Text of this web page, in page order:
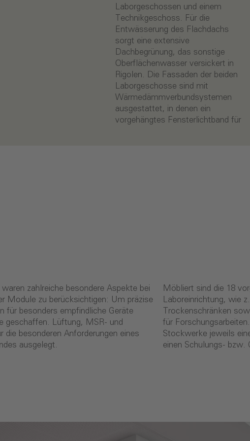
Laborgeschossen und einem
Technikgeschoss. Für die
Entwässerung des Flachdachs
sorgt eine extensive
Dachbegrünung, das sonstige
Oberflächenwasser versickert in
Rigolen. Die Fassaden der beiden
Laborgeschosse sind mit
Wärmedämmverbundsystemen
ausgestattet, in denen ein
vorgehängtes Fensterlichtband für
sorgt. Da in den Laboren unter
anderem gentechnologische
Untersuchungen durchgeführt
werden, handelt es sich um S1-
und S2-Labore, die nach
besonderen Standards ausgeführt
werden müssen, etwa nach der
Gentechnik-Sicherheitsverordnung
zahlreiche besondere Aspekte bei
Module zu berücksichtigen: Um präzise
für besonders empfindliche Geräte
geschaffen. Lüftung, MSR- und
besonderen Anforderungen eines
ausgelegt.
Möbliert sind die 18
Laboreinrichtung, wie
Trockenschränken
für
Stockwerke jeweils
einen Schulungs- bzw.